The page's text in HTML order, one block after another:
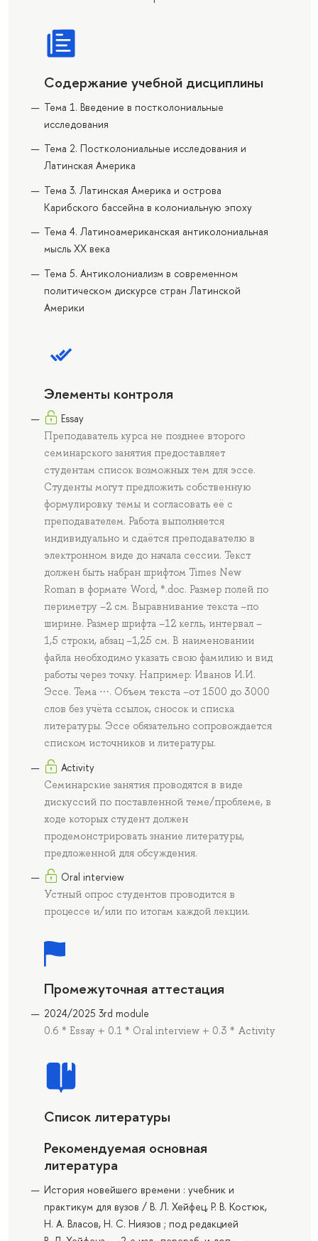
Содержание учебной дисциплины
Тема 1. Введение в постколониальные
исследования
Тема 2. Постколониальные исследования и
Латинская Америка
Тема 3. Латинская Америка и острова
Карибского бассейна в колониальную эпоху
Тема 4. Латиноамериканская антиколониальная
мысль ХХ века
Тема 5. Антиколониализм в современном
политическом дискурсе стран Латинской
Америки
Элементы контроля
Essay
Преподаватель курса не позднее второго
семинарского занятия предоставляет
студентам список возможных тем для эссе.
Студенты могут предложить собственную
формулировку темы и согласовать её с
преподавателем. Работа выполняется
индивидуально и сдаётся преподавателю в
электронном виде до начала сессии. Текст
должен быть набран шрифтом Times New
Roman в формате Word, *.doc. Размер полей по
периметру –2 см. Выравнивание текста –по
ширине. Размер шрифта –12 кегль, интервал –
1,5 строки, абзац –1,25 см. В наименовании
файла необходимо указать свою фамилию и вид
работы через точку. Например: Иванов И.И.
Эссе. Тема ⋯. Объем текста –от 1500 до 3000
слов без учёта ссылок, сносок и списка
литературы. Эссе обязательно сопровождается
списком источников и литературы.
Activity
Семинарские занятия проводятся в виде
дискуссий по поставленной теме/проблеме, в
ходе которых студент должен
продемонстрировать знание литературы,
предложенной для обсуждения.
Oral interview
Устный опрос студентов проводится в
процессе и/или по итогам каждой лекции.
Промежуточная аттестация
2024/2025 3rd module
0.6 * Essay + 0.1 * Oral interview + 0.3 * Activity
Список литературы
Рекомендуемая основная
литература
История новейшего времени : учебник и
практикум для вузов / В. Л. Хейфец, Р. В. Костюк,
Н. А. Власов, Н. С. Ниязов ; под редакцией